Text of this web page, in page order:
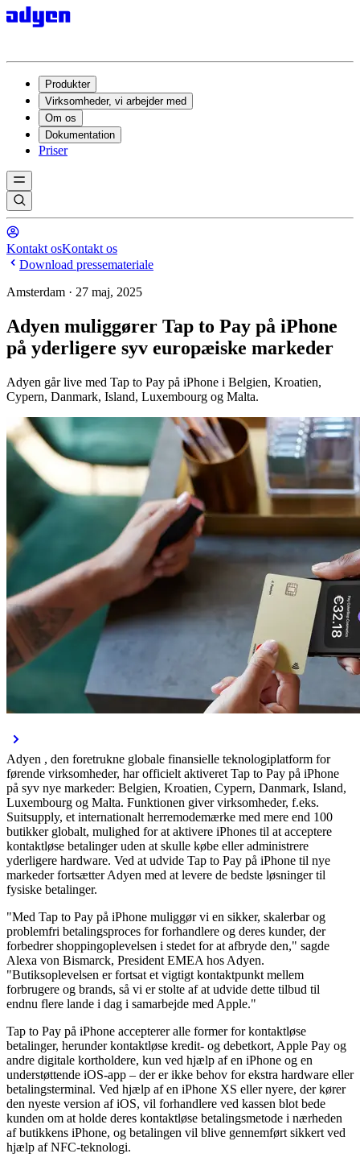
Produkter
Virksomheder, vi arbejder med
Om os
Dokumentation
Priser
Kontakt osKontakt os
Download pressemateriale
Amsterdam · 27 maj, 2025
Adyen muliggører Tap to Pay på iPhone
på yderligere syv europæiske markeder
Adyen går live med Tap to Pay på iPhone i Belgien, Kroatien,
Cypern, Danmark, Island, Luxembourg og Malta.
Adyen , den foretrukne globale finansielle teknologiplatform for
førende virksomheder, har officielt aktiveret Tap to Pay på iPhone
på syv nye markeder: Belgien, Kroatien, Cypern, Danmark, Island,
Luxembourg og Malta. Funktionen giver virksomheder, f.eks.
Suitsupply, et internationalt herremodemærke med mere end 100
butikker globalt, mulighed for at aktivere iPhones til at acceptere
kontaktløse betalinger uden at skulle købe eller administrere
yderligere hardware. Ved at udvide Tap to Pay på iPhone til nye
markeder fortsætter Adyen med at levere de bedste løsninger til
fysiske betalinger.
"Med Tap to Pay på iPhone muliggør vi en sikker, skalerbar og
problemfri betalingsproces for forhandlere og deres kunder, der
forbedrer shoppingoplevelsen i stedet for at afbryde den," sagde
Alexa von Bismarck, President EMEA hos Adyen.
"Butiksoplevelsen er fortsat et vigtigt kontaktpunkt mellem
forbrugere og brands, så vi er stolte af at udvide dette tilbud til
endnu flere lande i dag i samarbejde med Apple."
Tap to Pay på iPhone accepterer alle former for kontaktløse
betalinger, herunder kontaktløse kredit- og debetkort, Apple Pay og
andre digitale kortholdere, kun ved hjælp af en iPhone og en
understøttende iOS-app – der er ikke behov for ekstra hardware eller
betalingsterminal. Ved hjælp af en iPhone XS eller nyere, der kører
den nyeste version af iOS, vil forhandlere ved kassen blot bede
kunden om at holde deres kontaktløse betalingsmetode i nærheden
af butikkens iPhone, og betalingen vil blive gennemført sikkert ved
hjælp af NFC-teknologi.